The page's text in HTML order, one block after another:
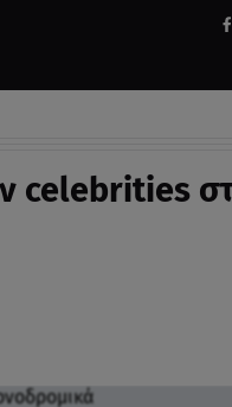
celebrities